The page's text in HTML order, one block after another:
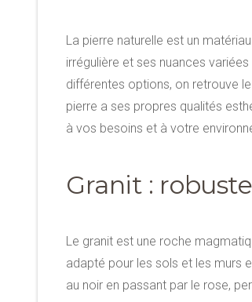
La pierre naturelle est un
irrégulière et ses nuances
différentes options, on retrouve le
pierre a ses propres qualités
à vos besoins et à votre
Granit :
Le granit est une roche
adapté pour les sols et les murs
au noir en passant par le rose,